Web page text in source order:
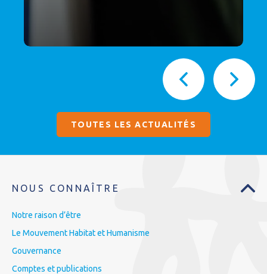
TOUTES LES ACTUALITÉS
NOUS CONNAÎTRE
Notre raison d’être
Le Mouvement Habitat et Humanisme
Gouvernance
Comptes et publications